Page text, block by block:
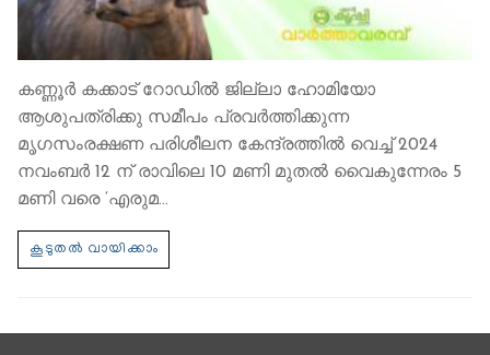
കണ്ണൂര്‍ കക്കാട് റോഡില്‍ ജില്ലാ ഹോമിയോ
ആശുപത്രിക്കു സമീപം പ്രവര്‍ത്തിക്കുന്ന
മൃഗസംരക്ഷണ പരിശീലന കേന്ദ്രത്തില്‍ വെച്ച് 2024
നവംബര്‍ 12 ന് രാവിലെ 10 മണി മുതല്‍ വൈകുന്നേരം 5
മണി വരെ ‘എരുമ…